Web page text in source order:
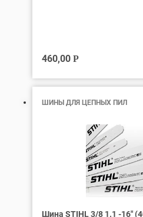
460,00 Р
ШИНЫ ДЛЯ ЦЕПНЫХ ПИЛ
Шина STIHL 3/8 1.1 -16″